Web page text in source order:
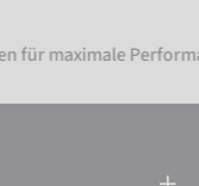
Performance